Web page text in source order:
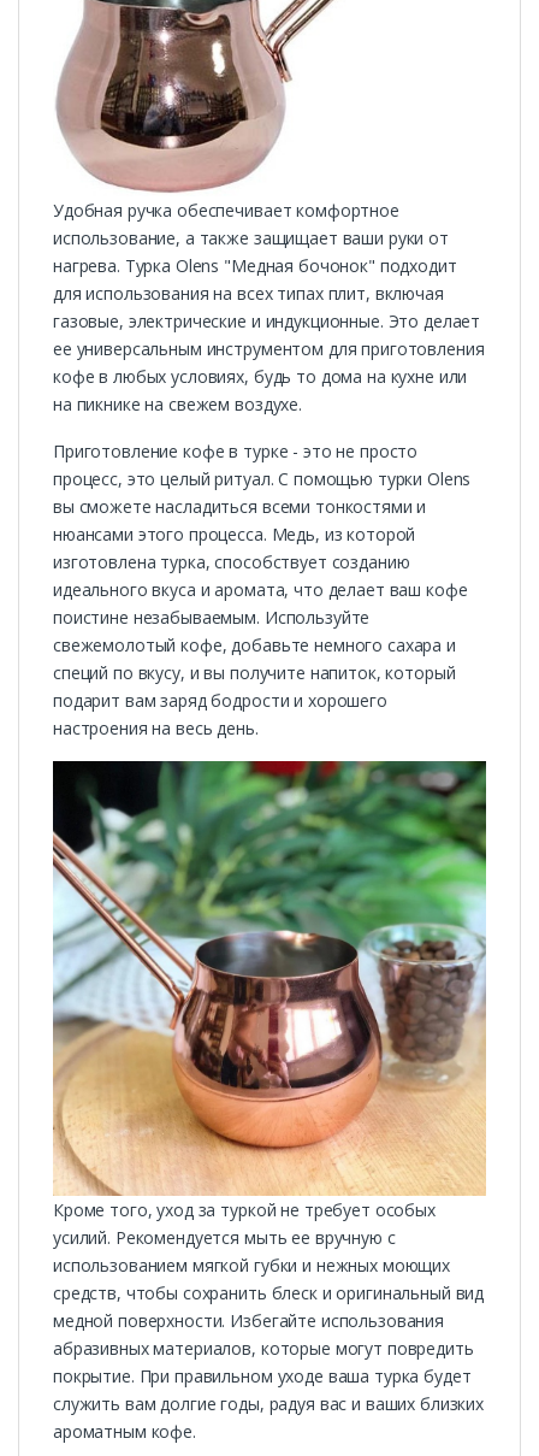
Удобная ручка обеспечивает комфортное
использование, а также защищает ваши руки от
нагрева. Турка Olens "Медная бочонок" подходит
для использования на всех типах плит, включая
газовые, электрические и индукционные. Это делает
ее универсальным инструментом для приготовления
кофе в любых условиях, будь то дома на кухне или
на пикнике на свежем воздухе.
Приготовление кофе в турке - это не просто
процесс, это целый ритуал. С помощью турки Olens
вы сможете насладиться всеми тонкостями и
нюансами этого процесса. Медь, из которой
изготовлена турка, способствует созданию
идеального вкуса и аромата, что делает ваш кофе
поистине незабываемым. Используйте
свежемолотый кофе, добавьте немного сахара и
специй по вкусу, и вы получите напиток, который
подарит вам заряд бодрости и хорошего
настроения на весь день.
Кроме того, уход за туркой не требует особых
усилий. Рекомендуется мыть ее вручную с
использованием мягкой губки и нежных моющих
средств, чтобы сохранить блеск и оригинальный вид
медной поверхности. Избегайте использования
абразивных материалов, которые могут повредить
покрытие. При правильном уходе ваша турка будет
служить вам долгие годы, радуя вас и ваших близких
ароматным кофе.